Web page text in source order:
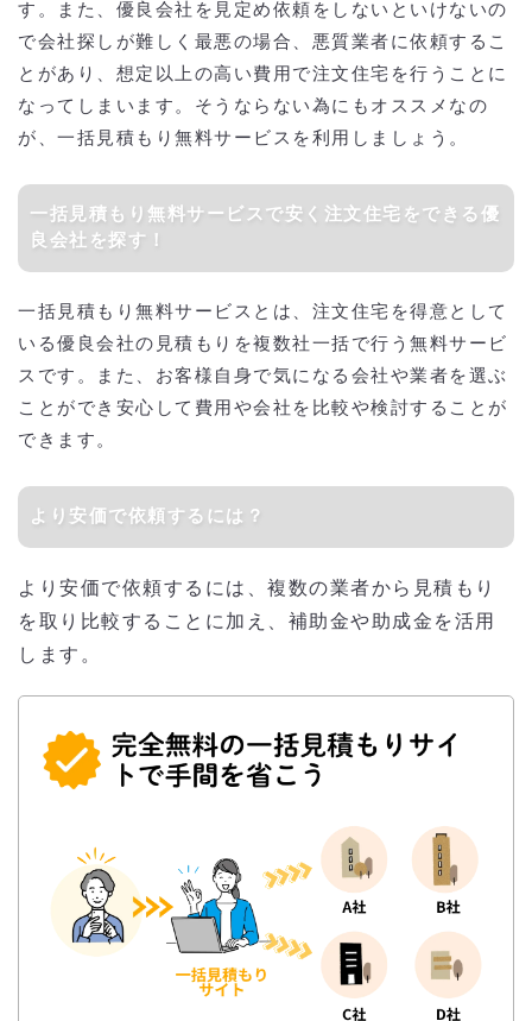
す。また、優良会社を見定め依頼をしないといけないの
で会社探しが難しく最悪の場合、悪質業者に依頼するこ
とがあり、想定以上の高い費用で注文住宅を行うことに
なってしまいます。そうならない為にもオススメなの
が、一括見積もり無料サービスを利用しましょう。
一括見積もり無料サービスで安く注文住宅をできる優
良会社を探す！
一括見積もり無料サービスとは、注文住宅を得意として
いる優良会社の見積もりを複数社一括で行う無料サービ
スです。また、お客様自身で気になる会社や業者を選ぶ
ことができ安心して費用や会社を比較や検討することが
できます。
より安価で依頼するには？
より安価で依頼するには、複数の業者から見積もり
を取り比較することに加え、補助金や助成金を活用
します。